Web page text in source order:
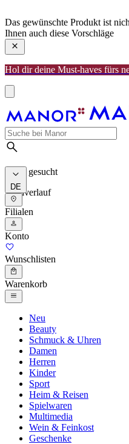
Das gewünschte Produkt ist
Ihnen auch diese Vorschläge
Hol dir deine Must-haves fürs
Meist gesucht
Suchverlauf
DE
Filialen
Konto
Wunschlisten
Warenkorb
Neu
Beauty
Schmuck & Uhren
Damen
Herren
Kinder
Sport
Heim & Reisen
Spielwaren
Multimedia
Wein & Feinkost
Geschenke